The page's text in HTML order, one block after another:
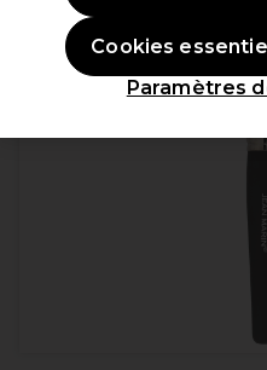
Paramètres
Cookies